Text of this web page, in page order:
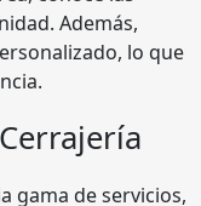
Además,
lo que
gama de servicios,